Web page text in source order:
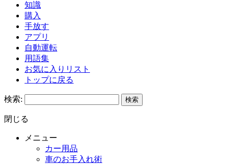
知識
購入
手放す
アプリ
自動運転
用語集
お気に入りリスト
トップに戻る
検索:
閉じる
メニュー
カー用品
車のお手入れ術